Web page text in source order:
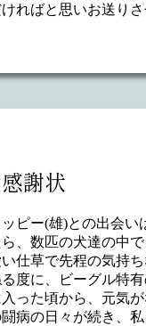
ればと思いお送り
謝状
ピー(雄)との出会
、数匹の犬達の中
仕草で先程の気持
度に、ビーグル特有
った頃から、元気が
病の日々が続き、